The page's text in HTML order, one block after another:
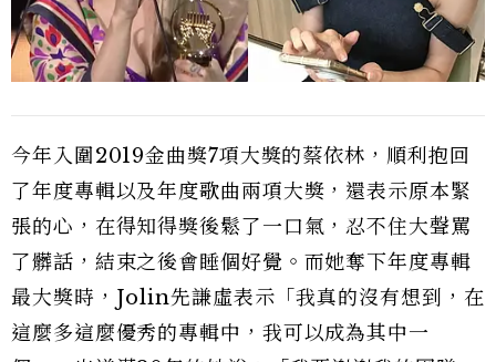
今年入圍2019金曲獎7項大獎的蔡依林，順利抱回
了年度專輯以及年度歌曲兩項大獎，還表示原本緊
張的心，在得知得獎後鬆了一口氣，忍不住大聲罵
了髒話，結束之後會睡個好覺。而她奪下年度專輯
最大獎時，Jolin先謙虛表示「我真的沒有想到，在
這麼多這麼優秀的專輯中，我可以成為其中一